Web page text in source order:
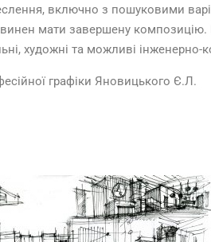
включно з пошуковими
мати завершену композицію. В
художні та можливі інженерно-
графіки Яновицького Є.Л.